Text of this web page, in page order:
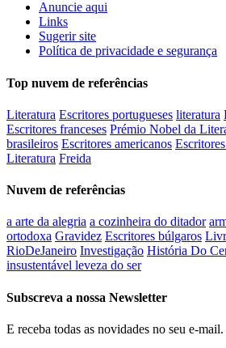
Anuncie aqui
Links
Sugerir site
Política de privacidade e segurança
Top nuvem de referências
Literatura Escritores portugueses literatura
Escritores franceses Prémio Nobel da
brasileiros Escritores americanos
Literatura Freida
Nuvem de referências
a arte da alegria a cozinheira do ditador
ortodoxa Gravidez Escritores búlgaros
RioDeJaneiro Investigação História Do
insustentável leveza do ser
Subscreva a nossa Newsletter
E receba todas as novidades no seu e-mail.